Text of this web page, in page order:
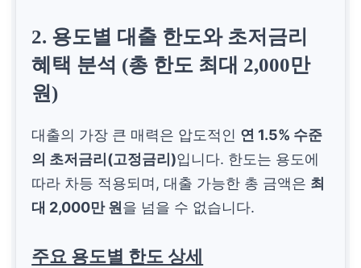
6,500,000원
4,333,333원 이하
2. 용도별 대출 한도와 초저금리
혜택 분석 (총 한도 최대 2,000만
원)
대출의 가장 큰 매력은 압도적인 연 1.5% 수준
의 초저금리(고정금리)입니다. 한도는 용도에
따라 차등 적용되며, 대출 가능한 총 금액은 최
대 2,000만 원 을 넘을 수 없습니다.
주요 용도별 한도 상세